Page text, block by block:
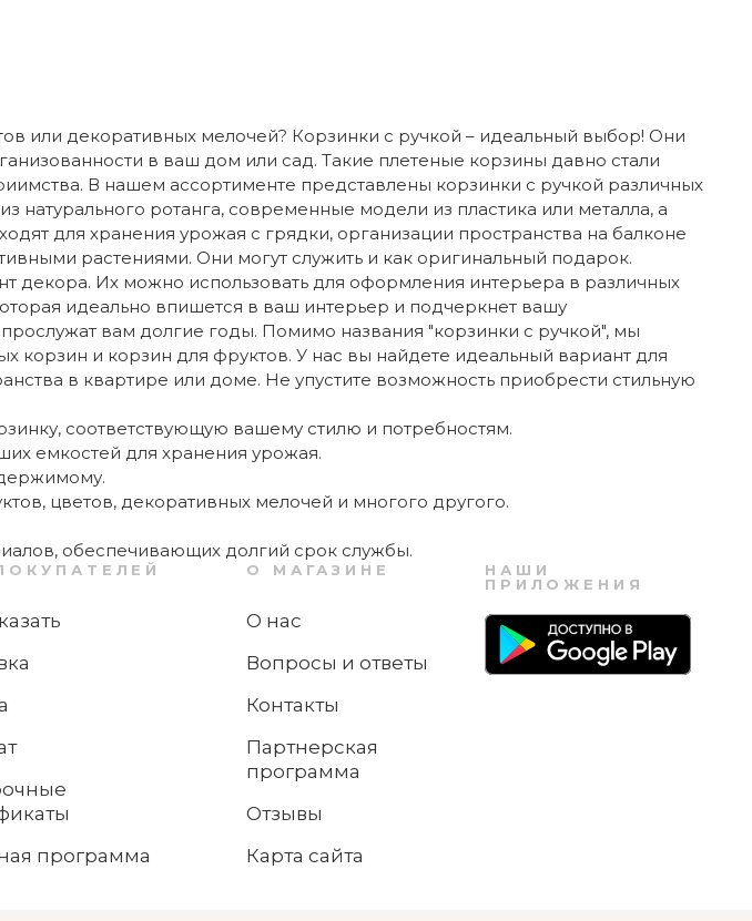
или декоративных мелочей? Корзинки с ручкой – идеальный выбор! Они
в ваш дом или сад. Такие плетеные корзины давно стали
В нашем ассортименте представлены корзинки с ручкой различных
ротанга, современные модели из пластика или металла, а
для хранения урожая с грядки, организации пространства на балконе
растениями. Они могут служить и как оригинальный подарок.
декора. Их можно использовать для оформления интерьера в различных
идеально впишется в ваш интерьер и подчеркнет вашу
вам долгие годы. Помимо названия "корзинки с ручкой", мы
и корзин для фруктов. У нас вы найдете идеальный вариант для
в квартире или доме. Не упустите возможность приобрести стильную
соответствующую вашему стилю и потребностям.
емкостей для хранения урожая.
цветов, декоративных мелочей и многого другого.
обеспечивающих долгий срок службы.
программа
О МАГАЗИНЕ
О нас
Вопросы и ответы
Контакты
Партнерская
программа
Отзывы
Карта сайта
НАШИ
ПРИЛОЖЕНИЯ